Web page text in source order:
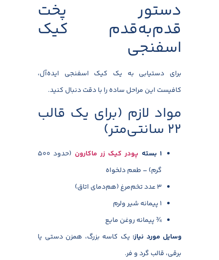
دستور پخت
قدم‌به‌قدم کیک
اسفنجی
برای دستیابی به یک کیک اسفنجی ایده‌آل،
کافیست این مراحل ساده را با دقت دنبال کنید.
مواد لازم (برای یک قالب
۲۲ سانتی‌متر)
۱ بسته پودر کیک زر ماکارون
(حدود ۵۰۰
گرم) – طعم دلخواه
۳ عدد تخم‌مرغ (هم‌دمای اتاق)
۱ پیمانه شیر ولرم
¾ پیمانه روغن مایع
وسایل مورد نیاز: یک کاسه بزرگ، همزن دستی یا
برقی، قالب گرد و فر.